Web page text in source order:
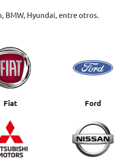
BMW, Hyundai, entre otros.
Fiat Ford